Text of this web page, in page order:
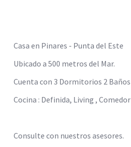
Casa en Pinares - Punta del Este
Ubicado a 500 metros del Mar.
Cuenta con 3 Dormitorios 2 Baños
Cocina : Definida, Living , Comedor
Consulte con nuestros asesores.